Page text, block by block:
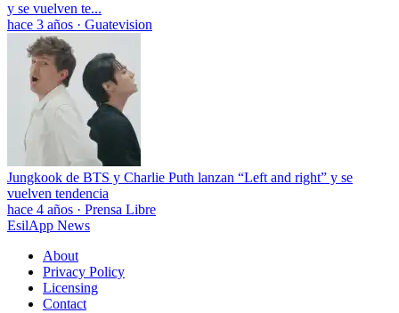
y se vuelven te...
hace 3 años · Guatevision
Jungkook de BTS y Charlie Puth lanzan “Left and right” y se
vuelven tendencia
hace 4 años · Prensa Libre
EsilApp News
About
Privacy Policy
Licensing
Contact